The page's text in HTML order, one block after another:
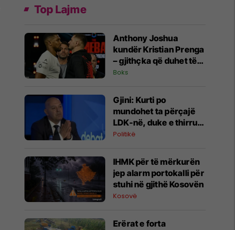
Top Lajme
Anthony Joshua
kundër Kristian Prenga
– gjithçka që duhet të
dini për superduelin në
Boks
Gjini: Kurti po
mundohet ta përçajë
LDK-në, duke e thirrur
në bashkëqeverisje
Politikë
​IHMK për të mërkurën
jep alarm portokalli për
stuhi në gjithë Kosovën
Kosovë
Erërat e forta